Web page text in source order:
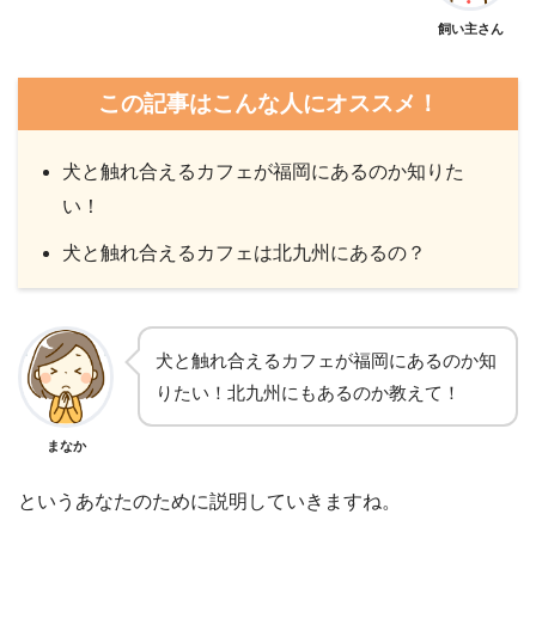
飼い主さん
この記事はこんな人にオススメ！
犬と触れ合えるカフェが福岡にあるのか知りた
い！
犬と触れ合えるカフェは北九州にあるの？
まなか
犬と触れ合えるカフェが福岡にあるのか知
りたい！北九州にもあるのか教えて！
というあなたのために説明していきますね。